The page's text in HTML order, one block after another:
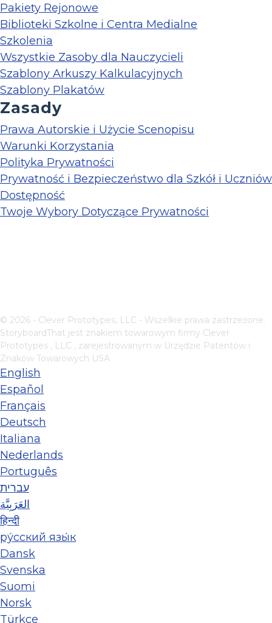
Pakiety Rejonowe
Biblioteki Szkolne i Centra Medialne
Szkolenia
Wszystkie Zasoby dla Nauczycieli
Szablony Arkuszy Kalkulacyjnych
Szablony Plakatów
Zasady
Prawa Autorskie i Użycie Scenopisu
Warunki Korzystania
Polityka Prywatności
Prywatność i Bezpieczeństwo dla Szkół i Uczniów
Dostępność
Twoje Wybory Dotyczące Prywatności
© 2026 - Clever Prototypes, LLC - Wszelkie prawa zastrzeżone.
StoryboardThat jest znakiem towarowym firmy Clever
Prototypes , LLC , zarejestrowanym w Urzędzie Patentów i
Znaków Towarowych USA
English
Español
Français
Deutsch
Italiana
Nederlands
Português
עברית
العَرَبِيَّة
हिन्दी
ру́сский язы́к
Dansk
Svenska
Suomi
Norsk
Türkçe